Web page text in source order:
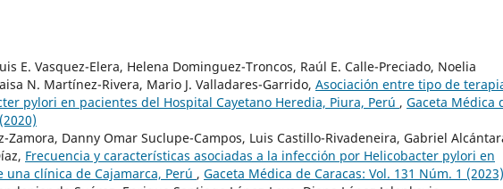
E. Vasquez-Elera, Helena Dominguez-Troncos, Raúl E. Calle-Preciado, Noelia
N. Martínez-Rivera, Mario J. Valladares-Garrido, Asociación entre tipo de
pylori en pacientes del Hospital Cayetano Heredia, Piura, Perú , Gaceta Médica
Zamora, Danny Omar Suclupe-Campos, Luis Castillo-Rivadeneira, Gabriel
Frecuencia y características asociadas a la infección por Helicobacter pylori en
clínica de Cajamarca, Perú , Gaceta Médica de Caracas: Vol. 131 Núm. 1 (2023)